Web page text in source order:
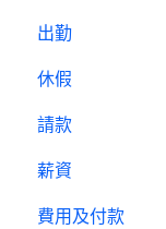
出勤
基本設定
出勤管理者
我是員工
休假
基本設置
休假管理員
請款
請款管理員
薪資
基本設置
費用及付款